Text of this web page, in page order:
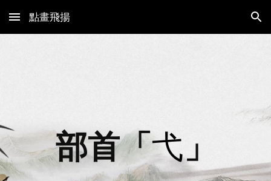
Skip to main content Skip to navigation
點畫飛揚
部首「弋 」